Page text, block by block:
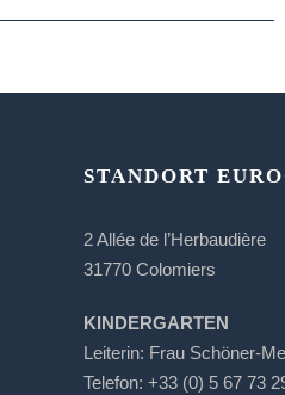
STANDORT
2 Allée de l’Herbaudière
31770 Colomiers
KINDERGARTEN
Leiterin: Frau Schöner-
Telefon: +33 (0) 5 67 73